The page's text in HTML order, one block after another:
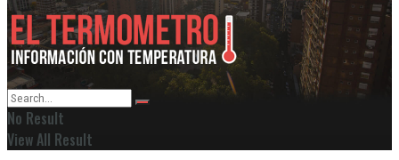
No Result
View All Result